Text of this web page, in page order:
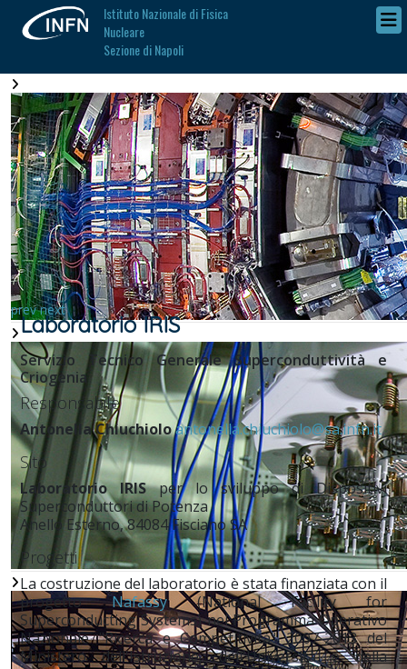
Istituto Nazionale di Fisica
Nucleare
Sezione di Napoli
prev next
Laboratorio IRIS
Servizio Tecnico Generale Superconduttività e
Criogenia
Responsabile
Antonella Chiuchioloantonella.chiuchiolo@sa.infn.it
Sito
Laboratorio IRISper lo sviluppo di Dispositivi
Superconduttori di Potenza
Anello Esterno, 84084 Fisciano SA
Progetti
La costruzione del laboratorio è stata finanziata con il
progettoNafassy(National Facility for
Superconducting Systems) nel Programma Operativo
Nazionale "Ricerca e Competitività" 2007-2013 del
Ministero dell'Istruzione, dell'Università e della